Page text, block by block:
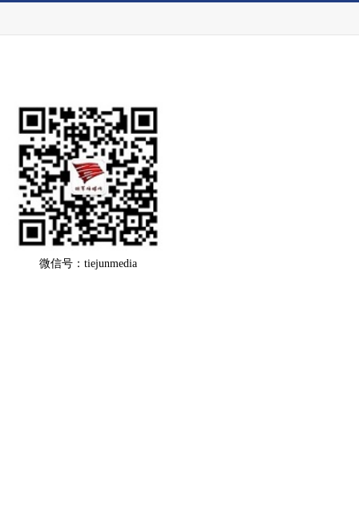
微信号：tiejunmedia